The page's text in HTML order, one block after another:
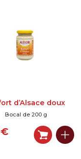
d’Alsace doux
Bocal de 200 g
€